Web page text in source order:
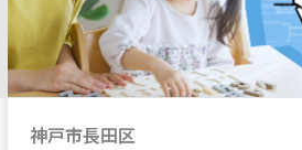
神戸市長田区